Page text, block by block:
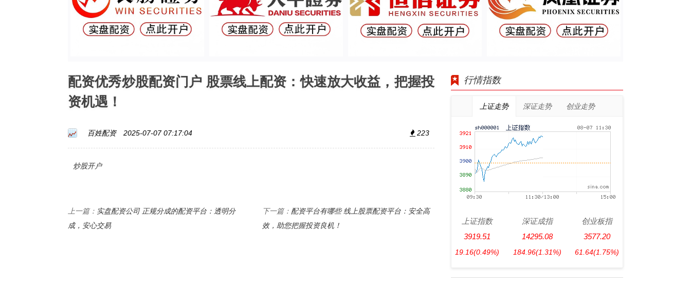
配资优秀炒股配资门户 股票线上配资：快速放大收益，把握投
资机遇！
百姓配资 2025-07-07 07:17:04 223
炒股开户
上一篇： 实盘配资公司 正规分成的配资平台：透明分
成，安心交易
下一篇： 配资平台有哪些 线上股票配资平台：安全高
效，助您把握投资良机！
行情指数
上证走势 深证走势 创业走势
上证指数
3919.51
19.16(0.49%)
深证成指
14295.08
184.96(1.31%)
创业板指
3577.20
61.64(1.75%)